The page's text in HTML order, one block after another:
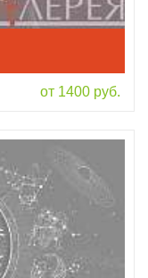
от 1400 руб.